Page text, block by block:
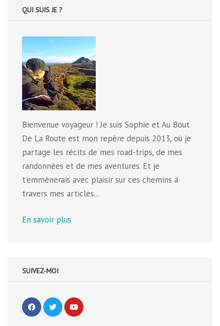
QUI SUIS JE ?
Bienvenue voyageur ! Je suis Sophie et Au Bout
De La Route est mon repère depuis 2013, où je
partage les récits de mes road-trips, de mes
randonnées et de mes aventures. Et je
t'emmènerais avec plaisir sur ces chemins à
travers mes articles...
En savoir plus
SUIVEZ-MOI